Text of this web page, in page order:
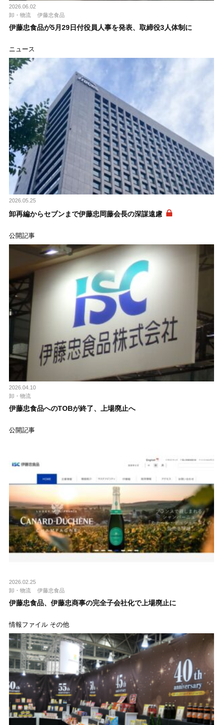
2026.06.02
卸・物流
伊藤忠食品
伊藤忠食品が5月29日付役員人事を発表、取締役3人体制に
ニュース
2026.05.25
卸再編からセブンまで伊藤忠岡藤会長の深謀遠慮
公開記事
2026.04.10
卸・物流
伊藤忠食品へのTOBが終了、上場廃止へ
公開記事
2026.02.25
卸・物流
伊藤忠食品
伊藤忠食品、伊藤忠商事の完全子会社化で上場廃止に
情報ファイル その他